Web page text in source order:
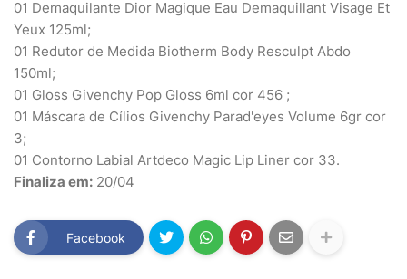
01 Demaquilante Dior Magique Eau Demaquillant Visage Et
Yeux 125ml;
01 Redutor de Medida Biotherm Body Resculpt Abdo
150ml;
01 Gloss Givenchy Pop Gloss 6ml cor 456 ;
01 Máscara de Cílios Givenchy Parad'eyes Volume 6gr cor
3;
01 Contorno Labial Artdeco Magic Lip Liner cor 33.
Finaliza em: 20/04
Facebook